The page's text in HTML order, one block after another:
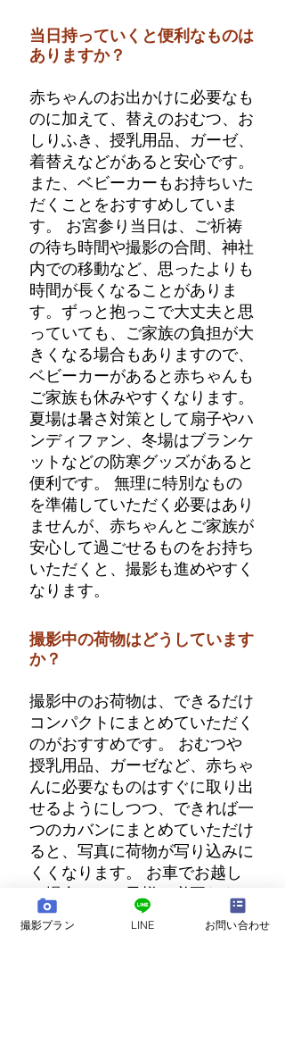
当日持っていくと便利なものは
ありますか？
赤ちゃんのお出かけに必要なも
のに加えて、替えのおむつ、お
しりふき、授乳用品、ガーゼ、
着替えなどがあると安心です。
また、ベビーカーもお持ちいた
だくことをおすすめしていま
す。 お宮参り当日は、ご祈祷
の待ち時間や撮影の合間、神社
内での移動など、思ったよりも
時間が長くなることがありま
す。ずっと抱っこで大丈夫と思
っていても、ご家族の負担が大
きくなる場合もありますので、
ベビーカーがあると赤ちゃんも
ご家族も休みやすくなります。
夏場は暑さ対策として扇子やハ
ンディファン、冬場はブランケ
ットなどの防寒グッズがあると
便利です。 無理に特別なもの
を準備していただく必要はあり
ませんが、赤ちゃんとご家族が
安心して過ごせるものをお持ち
いただくと、撮影も進めやすく
なります。
撮影中の荷物はどうしています
か？
撮影中のお荷物は、できるだけ
コンパクトにまとめていただく
のがおすすめです。 おむつや
授乳用品、ガーゼなど、赤ちゃ
んに必要なものはすぐに取り出
せるようにしつつ、できれば一
つのカバンにまとめていただけ
ると、写真に荷物が写り込みに
くくなります。 お車でお越し
の場合は、お子様に必要なもの
以外のお荷物、たとえばご家族
撮影プラン LINE お問い合わせ